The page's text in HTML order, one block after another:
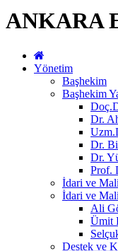
ANKARA
Yönetim
Başhekim
Başhekim
Dr.
Dr.
Dr.
Prof.
İdari ve
İdari ve Mali
Ali
Ümit
Destek ve